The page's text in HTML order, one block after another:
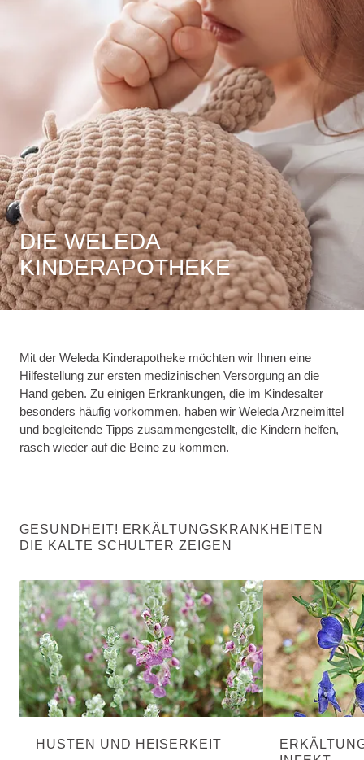
DIE WELEDA
KINDERAPOTHEKE
Mit der Weleda Kinderapotheke möchten wir Ihnen eine
Hilfestellung zur ersten medizinischen Versorgung an die
Hand geben. Zu einigen Erkrankungen, die im Kindesalter
besonders häufig vorkommen, haben wir Weleda Arzneimittel
und begleitende Tipps zusammengestellt, die Kindern helfen,
rasch wieder auf die Beine zu kommen.
GESUNDHEIT! ERKÄLTUNGSKRANKHEITEN
DIE KALTE SCHULTER ZEIGEN
HUSTEN UND HEISERKEIT